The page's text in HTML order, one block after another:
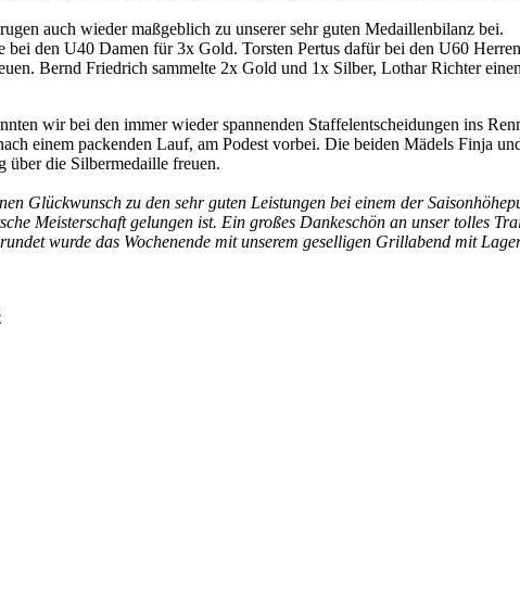
auch wieder maßgeblich zu unserer sehr guten Medaillenbilanz bei.
bei den U40 Damen für 3x Gold. Torsten Pertus dafür bei den U60
Bernd Friedrich sammelte 2x Gold und 1x Silber, Lothar Richter
wir bei den immer wieder spannenden Staffelentscheidungen ins
einem packenden Lauf, am Podest vorbei. Die beiden Mädels Finja
über die Silbermedaille freuen.
Glückwunsch zu den sehr guten Leistungen bei einem der
Meisterschaft gelungen ist. Ein großes Dankeschön an unser tolles
wurde das Wochenende mit unserem geselligen Grillabend mit